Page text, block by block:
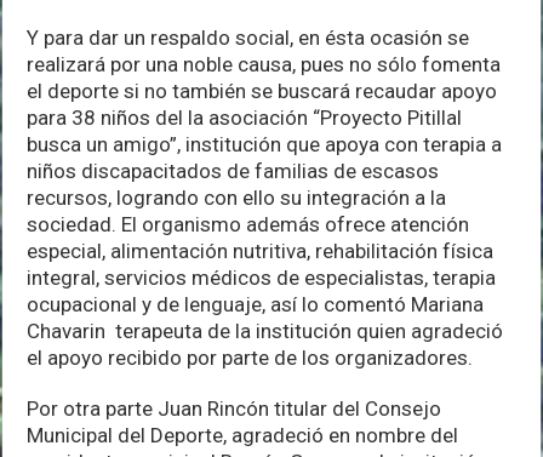
Y para dar un respaldo social, en ésta ocasión se
realizará por una noble causa, pues no sólo fomenta
el deporte si no también se buscará recaudar apoyo
para 38 niños del la asociación “Proyecto Pitillal
busca un amigo”, institución que apoya con terapia a
niños discapacitados de familias de escasos
recursos, logrando con ello su integración a la
sociedad. El organismo además ofrece atención
especial, alimentación nutritiva, rehabilitación física
integral, servicios médicos de especialistas, terapia
ocupacional y de lenguaje, así lo comentó Mariana
Chavarin terapeuta de la institución quien agradeció
el apoyo recibido por parte de los organizadores.
Por otra parte Juan Rincón titular del Consejo
Municipal del Deporte, agradeció en nombre del